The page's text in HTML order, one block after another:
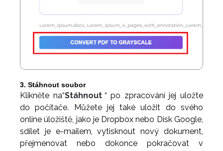
3. Stáhnout soubor
Klikněte na“Stáhnout “ po zpracování jej uložte
do počítače. Můžete jej také uložit do svého
online úložiště, jako je Dropbox nebo Disk Google,
sdílet je e-mailem, vytisknout nový dokument,
přejmenovat nebo dokonce pokračovat v